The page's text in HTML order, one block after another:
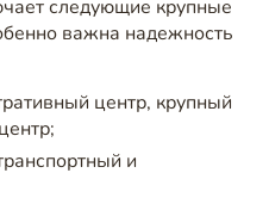
следующие крупные
важна надежность
центр, крупный
и